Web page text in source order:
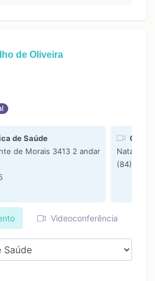
16:00
de Oliveira
de Saúde
de Morais 3413 2 andar
Natal RN
(84)
Videoconferência